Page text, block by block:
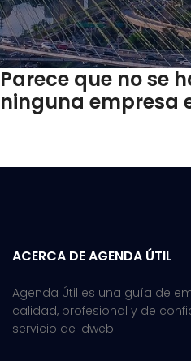
Parece que no se
ninguna empresa
ACERCA DE AGENDA ÚTIL
Agenda Útil es una guía de
calidad, profesional y de
servicio de idweb.